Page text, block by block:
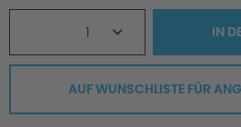
1 IN
AUF WUNSCHLISTE FÜR